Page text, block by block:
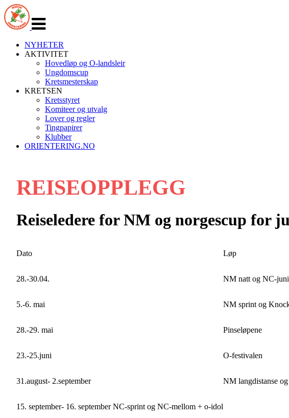
navigasjon
NYHETER
AKTIVITET
Hovedløp og O-landsleir
Ungdomscup
Kretsmesterskap
KRETSEN
Kretsstyret
Komiteer og utvalg
Lover og regler
Tingpapirer
Klubber
ORIENTERING.NO
REISEOPPLEGG
Reiseledere for NM og norgescup for
Dato Løp
28.-30.04. NM natt og NC-
5.-6. mai NM sprint og
28.-29. mai Pinseløpene
23.-25.juni O-festivalen
31.august- 2.september NM langdistanse
15. september- 16. september NC-sprint og NC-mellom + o-idol